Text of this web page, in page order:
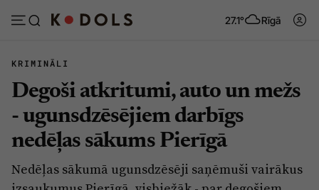
27.1° Rīgā
Abonēt Pieslēgties
Ziņas
Politika
Tēmas
Viedokļi
KRIMINĀLI
Degoši atkritumi, auto un mežs
- ugunsdzēsējiem darbīgs
nedēļas sākums Pierīgā
Nedēļas sākumā ugunsdzēsēji saņēmuši vairākus